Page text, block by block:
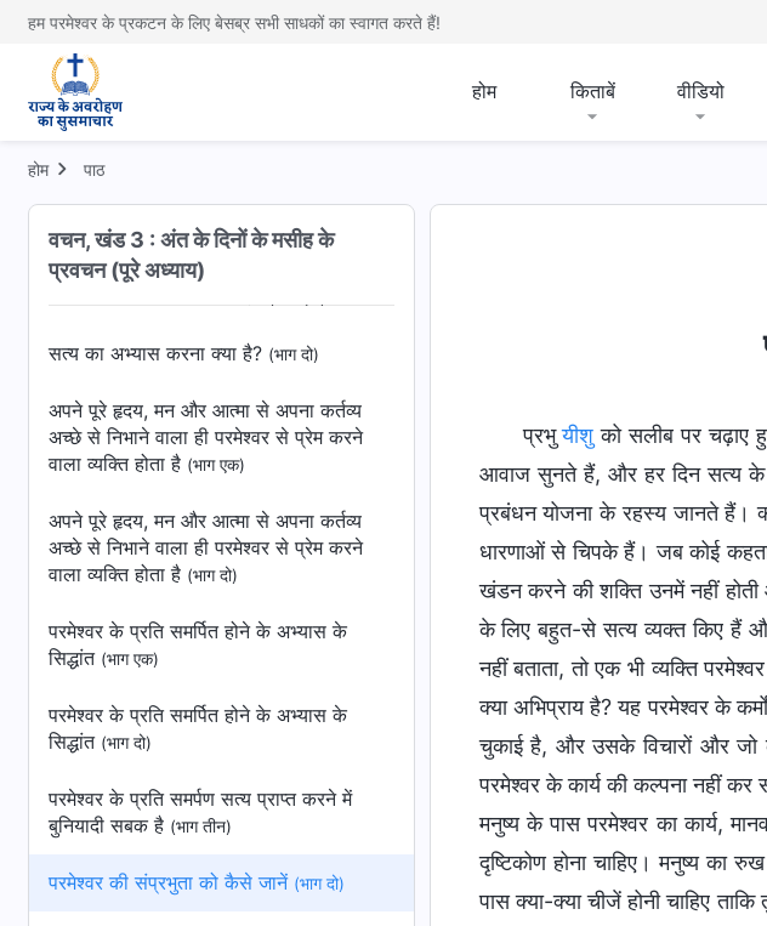
हम परमेश्वर के प्रकटन के लिए बेसब्र सभी साधकों का स्वागत करते हैं!
होम किताबें वीडियो
होम पाठ
वचन, खंड 3 : अंत के दिनों के मसीह के
प्रवचन (पूरे अध्याय)
महत्वपूर्ण है
अक्सर परमेश्वर के सामने जीने से ही उसके साथ
अक्सर परमेश्वर के सामने जीने से ही उसके साथ
एक सामान्य संबंध बनाया जा सकता है(भाग दो)
सत्‍य का अभ्‍यास करना क्‍या है? (भाग दो)
अपने पूरे हृदय, मन और आत्मा से अपना कर्तव्य
अच्छे से निभाने वाला ही परमेश्वर से प्रेम करने
वाला व्यक्ति होता है (भाग एक)
अपने पूरे हृदय, मन और आत्मा से अपना कर्तव्य
अच्छे से निभाने वाला ही परमेश्वर से प्रेम करने
वाला व्यक्ति होता है (भाग दो)
परमेश्वर के प्रति समर्पित होने के अभ्यास के
सिद्धांत (भाग एक)
परमेश्वर के प्रति समर्पित होने के अभ्यास के
सिद्धांत (भाग दो)
परमेश्वर के प्रति समर्पण सत्‍य प्राप्‍त करने में
बुनियादी सबक है (भाग तीन)
परमेश्वर की संप्रभुता को कैसे जानें (भाग दो)
प्रभुयीशु को सलीब पर चढ़ाए
आवाज सुनते हैं, और हर दिन सत्य के
प्रबंधन योजना के रहस्य जानते हैं।
धारणाओं से चिपके हैं। जब कोई
खंडन करने की शक्ति उनमें नहीं होती
के लिए बहुत-से सत्य व्यक्त किए हैं
नहीं बताता, तो एक भी व्यक्ति
क्या अभिप्राय है? यह परमेश्वर के
चुकाई है, और उसके विचारों और जो
परमेश्वर के कार्य की कल्पना नहीं
मनुष्य के पास परमेश्वर का कार्य,
दृष्टिकोण होना चाहिए। मनुष्य का
पास क्या-क्या चीजें होनी चाहिए